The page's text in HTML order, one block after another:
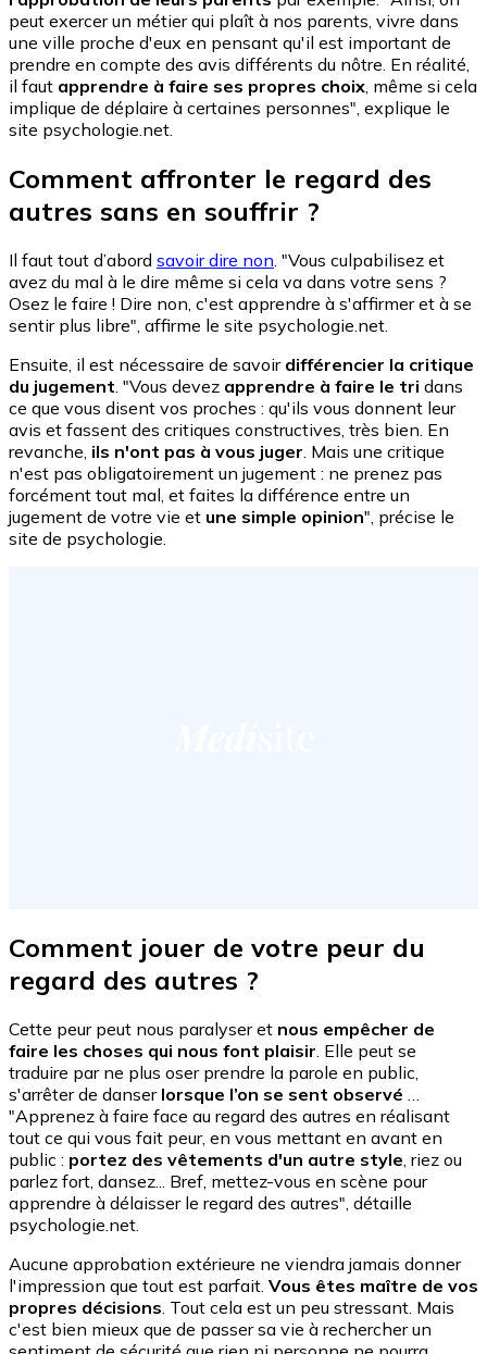
peut exercer un métier qui plaît à nos parents, vivre dans
une ville proche d'eux en pensant qu'il est important de
prendre en compte des avis différents du nôtre. En réalité,
il faut apprendre à faire ses propres choix, même si cela
implique de déplaire à certaines personnes", explique le
site psychologie.net.
Comment affronter le regard des
autres sans en souffrir ?
Il faut tout d’abord savoir dire non. "Vous culpabilisez et
avez du mal à le dire même si cela va dans votre sens ?
Osez le faire ! Dire non, c'est apprendre à s'affirmer et à se
sentir plus libre", affirme le site psychologie.net.
Ensuite, il est nécessaire de savoirdifférencier la critique
du jugement. "Vous devez apprendre à faire le tri dans
ce que vous disent vos proches : qu'ils vous donnent leur
avis et fassent des critiques constructives, très bien. En
revanche, ils n'ont pas à vous juger. Mais une critique
n'est pas obligatoirement un jugement : ne prenez pas
forcément tout mal, et faites la différence entre un
jugement de votre vie et une simple opinion", précise le
site de psychologie.
Comment jouer de votre peur du
regard des autres ?
Cette peur peut nous paralyser et nous empêcher de
faire les choses qui nous font plaisir . Elle peut se
traduire par ne plus oser prendre la parole en public,
s'arrêter de danserlorsque l’on se sent observé
"Apprenez à faire face au regard des autres en réalisant
tout ce qui vous fait peur, en vous mettant en avant en
public : portez des vêtements d'un autre style , riez ou
parlez fort, dansez... Bref, mettez-vous en scène pour
apprendre à délaisser le regard des autres", détaille
psychologie.net.
Aucune approbation extérieure ne viendra jamais donner
l'impression que tout est parfait. Vous êtes maître de vos
propres décisions . Tout cela est un peu stressant. Mais
c'est bien mieux que de passer sa vie à rechercher un